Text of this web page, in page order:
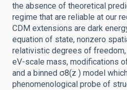
the absence of theoretical
regime that are reliable at our
CDM extensions are dark
equation of state, nonzero
relativistic degrees of
eV-scale mass, modifications
and a binned σ8(z ) model
phenomenological probe of